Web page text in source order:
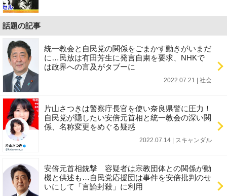
話題の記事
統一教会と自民党の関係をごまかす動きがいまだ
に…民放は有田芳生に発言自粛を要求、NHKで
は政界への言及がタブーに
2022.07.21 | 社会
片山さつきは警察庁長官を使い奈良県警に圧力！
自民党が隠したい安倍元首相と統一教会の深い関
係、名称変更をめぐる疑惑
2022.07.14 | スキャンダル
安倍元首相銃撃 容疑者は宗教団体との関係が動
機と供述も…自民党応援団は事件を安倍批判のせ
いにして「言論封殺」に利用